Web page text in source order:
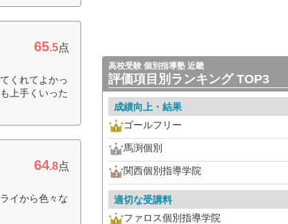
65.5点
くれてよかっ
上手くいった
64.8点
イから色々な
高校受験 個別指導塾 近畿
評価項目別ランキング TOP3
成績向上・結果
ゴールフリー
馬渕個別
関西個別指導学院
適切な受講料
ファロス個別指導学院